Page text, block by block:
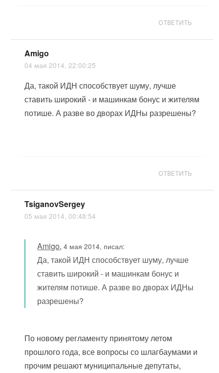
ОТВЕТИТЬ
Amigo
04 мая 2014, 22:00:25
Да, такой ИДН способствует шуму, лучше
ставить широкий - и машинкам бонус и жителям
потише. А разве во дворах ИДНы разрешены?
ОТВЕТИТЬ
TsiganovSergey
05 мая 2014, 00:48:54
Amigo,4 мая 2014, писал:
Да, такой ИДН способствует шуму, лучше
ставить широкий - и машинкам бонус и
жителям потише. А разве во дворах ИДНы
разрешены?
По новому регламенту принятому летом
прошлого года, все вопросы со шлагбаумами и
прочим решают муниципальные депутаты,